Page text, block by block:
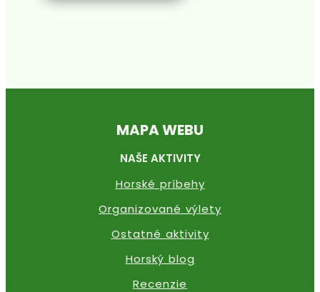
MAPA WEBU
NAŠE AKTIVITY
Horské príbehy
Organizované výlety
Ostatné aktivity
Horský blog
Recenzie